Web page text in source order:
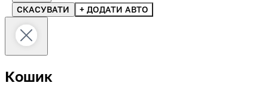
СКАСУВАТИ
+ ДОДАТИ АВТО
Кошик